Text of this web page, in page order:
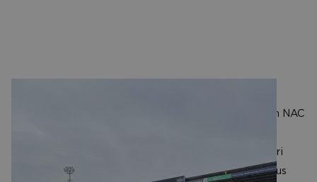
Naast de overdracht van het Rat Verlegh Stadion aan NAC
energiecontract gesloten. Cedrus Energy is per januari
aangesloten als energiepartner van NAC Breda. Cedrus